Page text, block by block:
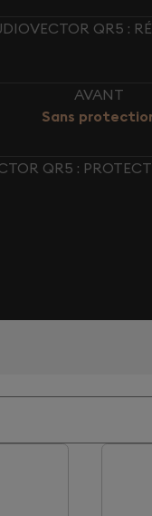
QR5 :
AVANT
Sans
QR5 :